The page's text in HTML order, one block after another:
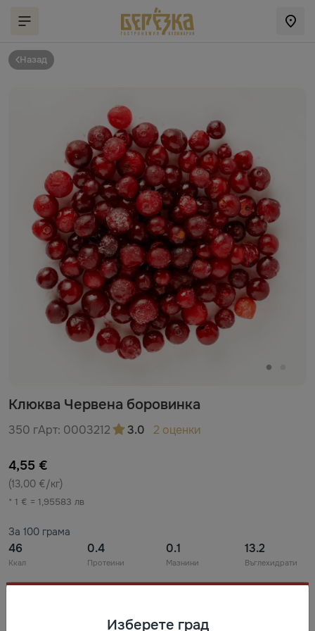
Назад
Клюква Червена боровинка
350 гАрт: 0003212 3.0 2 оценки
4,55 €
(13,00 €/кг)
* 1 € = 1,95583 лв
За 100 грама
46
Ккал
0.4
Протеини
0.1
Мазнини
13.2
Въглехидрати
Изберете град